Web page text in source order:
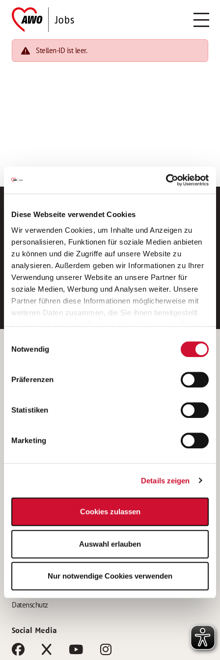
Diese Webseite verwendet Cookies
Wir verwenden Cookies, um Inhalte und Anzeigen zu
personalisieren, Funktionen für soziale Medien anbieten
zu können und die Zugriffe auf unsere Website zu
analysieren. Außerdem geben wir Informationen zu Ihrer
Verwendung unserer Website an unsere Partner für
soziale Medien, Werbung und Analysen weiter. Unsere
Partner führen diese Informationen möglicherweise mit
weiteren Daten zusammen, die Sie ihnen bereitgestellt
Wenn Sie auf „Cookies zulassen“ klicken, so stimmen
Sie der Speicherung sämtlicher Cookies zu. Sie können
Ihre Einwilligung selbstverständlich jederzeit widerrufen,
indem Sie die Cookie-Einstellungen aufrufen und diese
unsererDatenschutzerklärung
Notwendig
Präferenzen
Statistiken
Marketing
Details zeigen
Cookies zulassen
Auswahl erlauben
Nur notwendige Cookies verwenden
Stellen-ID ist leer.
Neue Stellen per E-Mail.
Ein kostenloser Service von AWO
Jobs.
E-Mail-Adresse eintragen
Betreiber der Webseite
Kantstraße 45a
(Ein Tochterunternehmen des AWO Bezirksverbandes Unterfranken
e.V.)
Bewerbung als Altenpflegehelfer*in
Bewerbung als Erzieher*in
AWO Gliederungen nach Bundesland
Impressum
Datenschutz
Social Media